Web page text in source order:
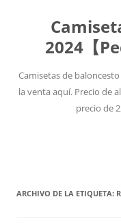
2024【
Camisetas de
la venta aquí. Precio de
precio de
ARCHIVO DE LA ETIQUETA: